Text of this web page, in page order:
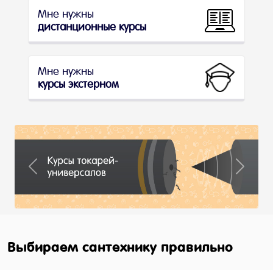
Мне нужны
дистанционные курсы
Мне нужны
курсы экстерном
Previous Next
Выбираем сантехнику правильно